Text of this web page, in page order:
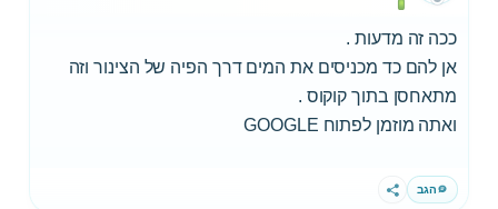
ככה זה מדעות .
אן להם כד מכניסים את המים דרך הפיה של הצינור וזה
מתאחסן בתוך קוקוס .
ואתה מוזמן לפתוח GOOGLE
הגב שתף